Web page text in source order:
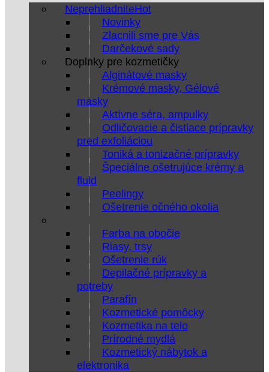
Neprehliadnite
Novinky
Zlacnili sme pre Vás
Darčekové sady
Doplnky pre kozmetičky
Alginátové masky
Krémové masky, Gélové
masky
Aktívne séra, ampulky
Odličovacie a čistiace prípravky
pred exfoliáciou
Toniká a tonizačné prípravky
Špeciálne ošetrujúce krémy a
fluid
Peelingy
Ošetrenie očného okolia
Farba na obočie
Riasy, trsy
Ošetrenie rúk
Depilačné prípravky a
potreby
Parafín
Kozmetické pomôcky
Kozmetika na telo
Prírodné mydlá
Kozmetický nábytok a
elektronika